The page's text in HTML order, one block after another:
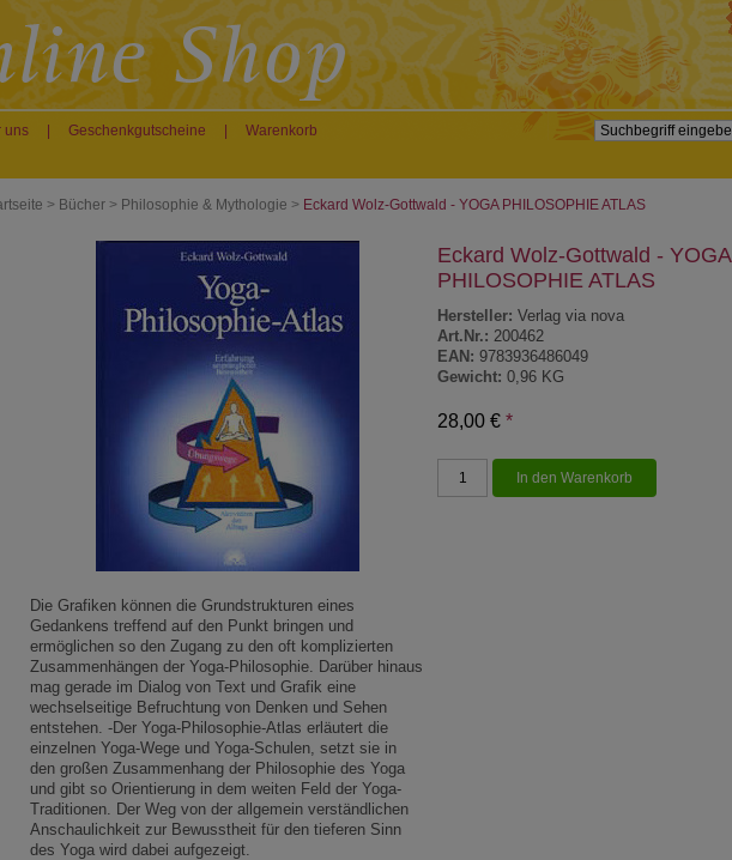
uns Geschenkgutscheine Warenkorb
> Bücher > Philosophie & Mythologie > Eckard Wolz-Gottwald - YOGA PHILOSOPHIE ATLAS
Die Grafiken können die Grundstrukturen eines
Gedankens treffend auf den Punkt bringen und
ermöglichen so den Zugang zu den oft komplizierten
Zusammenhängen der Yoga-Philosophie. Darüber hinaus
mag gerade im Dialog von Text und Grafik eine
wechselseitige Befruchtung von Denken und Sehen
entstehen. -Der Yoga-Philosophie-Atlas erläutert die
einzelnen Yoga-Wege und Yoga-Schulen, setzt sie in
den großen Zusammenhang der Philosophie des Yoga
und gibt so Orientierung in dem weiten Feld der Yoga-
Traditionen. Der Weg von der allgemein verständlichen
Anschaulichkeit zur Bewusstheit für den tieferen Sinn
des Yoga wird dabei aufgezeigt.
Eckard Wolz-Gottwald - YOGA
PHILOSOPHIE ATLAS
Hersteller: Verlag via nova
Art.Nr.: 200462
EAN: 9783936486049
Gewicht: 0,96 KG
28,00 € *